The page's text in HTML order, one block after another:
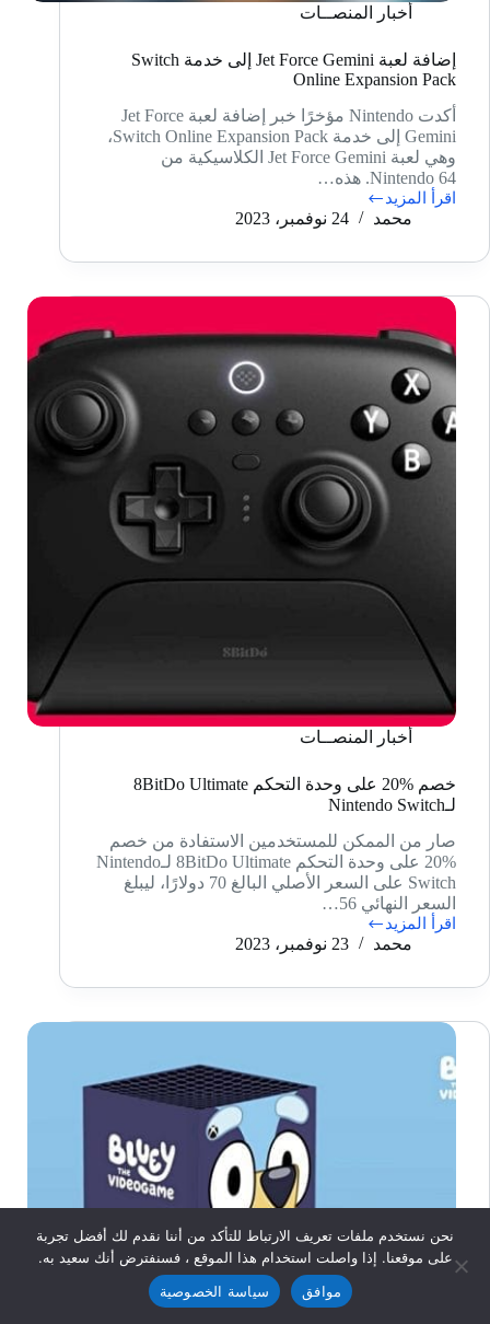
أخبار المنصــات
إضافة لعبة Jet Force Gemini إلى خدمة Switch
Online Expansion Pack
أكدت Nintendo مؤخرًا خبر إضافة لعبة Jet Force
Gemini إلى خدمة Switch Online Expansion Pack،
وهي لعبة Jet Force Gemini الكلاسيكية من
Nintendo 64. هذه…
اقرأ المزيد
إضافة
Force
إلى
Switch
Online
Expansion
Pack
محمد 24 نوفمبر، 2023
أخبار المنصــات
خصم %20 على وحدة التحكم 8BitDo Ultimate
لـNintendo Switch
صار من الممكن للمستخدمين الاستفادة من خصم
%20 على وحدة التحكم 8BitDo Ultimate لـNintendo
Switch على السعر الأصلي البالغ 70 دولارًا، ليبلغ
السعر النهائي 56…
اقرأ المزيد
خصم
وحدة
8BitDo
لـNintendo
Switch
محمد 23 نوفمبر، 2023
نحن نستخدم ملفات تعريف الارتباط للتأكد من أننا نقدم لك أفضل تجربة
على موقعنا. إذا واصلت استخدام هذا الموقع ، فسنفترض أنك سعيد به.
موافق
سياسة الخصوصية